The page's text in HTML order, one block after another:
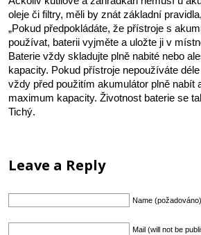
oleje či filtry, měli by znát základní
„Pokud předpokládáte, že přístroje s
používat, baterii vyjměte a uložte ji v
Baterie vždy skladujte plně nabité nebo
kapacity. Pokud přístroje nepoužíváte
vždy před použitím akumulátor plně nabít
maximum kapacity. Životnost baterie se
Tichý.
Leave a Reply
Name (požadováno)
Mail (will not be